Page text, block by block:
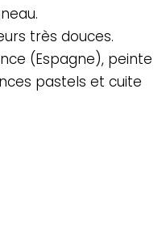
très douces.
(Espagne), peinte
pastels et cuite